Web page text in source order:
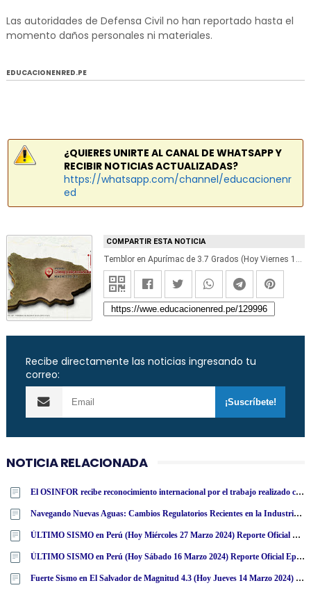
Las autoridades de Defensa Civil no han reportado hasta el
momento daños personales ni materiales.
EDUCACIONENRED.PE
¿QUIERES UNIRTE AL CANAL DE WHATSAPP Y
RECIBIR NOTICIAS ACTUALIZADAS?
https://whatsapp.com/channel/educacionenr
ed
COMPARTIR ESTA NOTICIA
Temblor en Apurímac de 3.7 Grados (Hoy Viernes 18 Agosto 2017) Sismo EPICENTRO Chuquibambilla - Chuqipampilla - Grau - IGP - www.igp.gob.pe
Recibe directamente las noticias ingresando tu
correo:
NOTICIA RELACIONADA
El OSINFOR recibe reconocimiento internacional por el trabajo realizado con la Mochila Forestal en Colombia
Navegando Nuevas Aguas: Cambios Regulatorios Recientes en la Industria de Casinos en Perú
ÚLTIMO SISMO en Perú (Hoy Miércoles 27 Marzo 2024) Reporte Oficial Epicentro IGP
ÚLTIMO SISMO en Perú (Hoy Sábado 16 Marzo 2024) Reporte Oficial Epicentro IGP
Fuerte Sismo en El Salvador de Magnitud 4.3 (Hoy Jueves 14 Marzo 2024) Terremoto Temblor Epicentro - San Salvador - USGS